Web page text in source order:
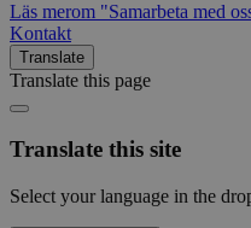
Läs merom "Samarbeta med
Kontakt
Translate
Translate this page
Translate this site
Select your language in the